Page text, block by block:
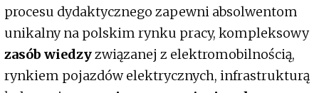
procesu dydaktycznego zapewni absolwentom
unikalny na polskim rynku pracy, kompleksowy
zasób wiedzyzwiązanej z elektromobilnością,
rynkiem pojazdów elektrycznych, infrastrukturą